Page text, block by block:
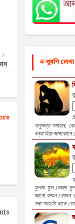
ন-পুৰণি লেখা
অফুৰন্ত সমাহাৰ,
বন্ধা হিয়া
ফুলাৱ ফুল।মডাৰ
জানো
সৰা পাতটো থাকে